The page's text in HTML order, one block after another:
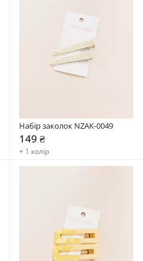
Набір заколок NZAK-0049
149 ₴
+ 1 колір